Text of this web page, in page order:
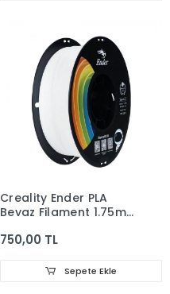
Creality Ender PLA
Beyaz Filament 1.75mm
750,00 TL
Sepete Ekle